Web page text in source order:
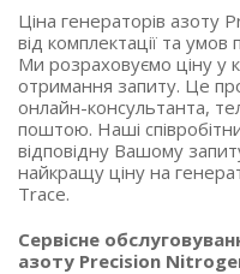
Ціна генераторів азоту
від комплектації та
Ми розраховуємо ціну у
отримання запиту. Це
онлайн-консультанта,
поштою. Наші
відповідну Вашому
найкращу ціну на
Trace.
Сервісне
азоту Precision